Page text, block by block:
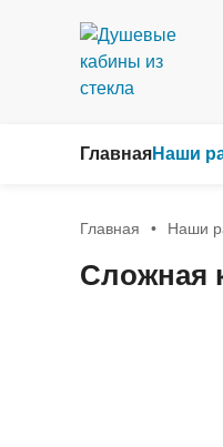
ГлавнаяНаши
Главная Наши
Сложная